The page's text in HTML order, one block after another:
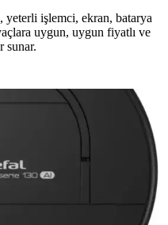
yeterli işlemci, ekran, batarya
uygun, uygun fiyatlı ve
sunar.